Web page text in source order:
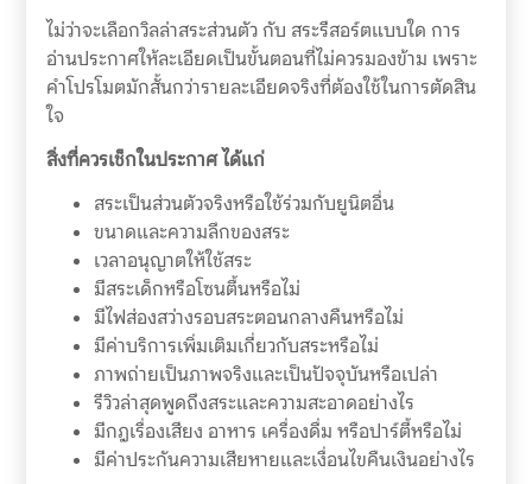
ไม่ว่าจะเลือกวิลล่าสระส่วนตัว กับ สระรีสอร์ตแบบใด การ
อ่านประกาศให้ละเอียดเป็นขั้นตอนที่ไม่ควรมองข้าม เพราะ
คำโปรโมตมักสั้นกว่ารายละเอียดจริงที่ต้องใช้ในการตัดสิน
ใจ
สิ่งที่ควรเช็กในประกาศ ได้แก่
สระเป็นส่วนตัวจริงหรือใช้ร่วมกับยูนิตอื่น
ขนาดและความลึกของสระ
เวลาอนุญาตให้ใช้สระ
มีสระเด็กหรือโซนตื้นหรือไม่
มีไฟส่องสว่างรอบสระตอนกลางคืนหรือไม่
มีค่าบริการเพิ่มเติมเกี่ยวกับสระหรือไม่
ภาพถ่ายเป็นภาพจริงและเป็นปัจจุบันหรือเปล่า
รีวิวล่าสุดพูดถึงสระและความสะอาดอย่างไร
มีกฎเรื่องเสียง อาหาร เครื่องดื่ม หรือปาร์ตี้หรือไม่
มีค่าประกันความเสียหายและเงื่อนไขคืนเงินอย่างไร